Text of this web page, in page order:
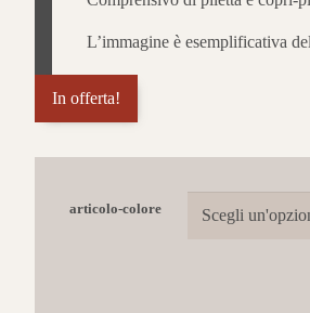
L’immagine è esemplificativa
In offerta!
articolo-colore